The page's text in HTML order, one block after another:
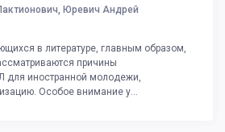
Юревич Андрей
в литературе, главным образом,
причины
для иностранной молодежи,
Особое внимание у...